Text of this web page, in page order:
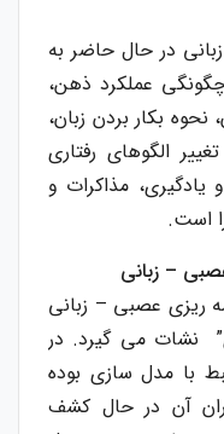
در حال حاضر به
عملکرد ذهن،
نحوه بکار بردن زبان،
الگوهای رفتاری
مذاکرات و
است.
– زبانی
ریزی عصبی – زبانی
نشات می گیرد. در
با مدل سازی بوده
آن در حال کشف